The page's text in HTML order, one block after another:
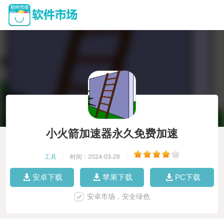
小火箭加速器永久免费加速
工具 时间：2024-03-28
安卓下载 苹果下载 PC下载
安卓市场，安全绿色